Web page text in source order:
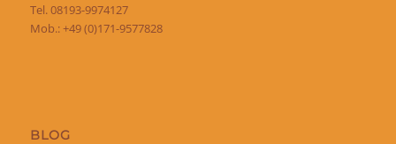
Tel. 08193-9974127
Mob.: +49 (0)171-9577828
BLOG